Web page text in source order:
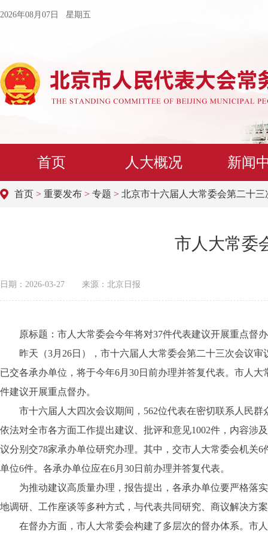
2026年08月07日 星期五
首页 人大概况 新闻
首页 > 重要发布 > 专题 > 北京市十六届人大常委会第二十三
市人大常委
日期：2026-03-27 来源：北京日报
原标题：市人大常委会今年将对37件代表建议开展重点督办
昨天（3月26日），市十六届人大常委会第二十三次会议审
已交各承办单位，将于今年6月30日前办理并答复代表。市人
件建议开展重点督办。
市十六届人大四次会议期间，562位代表在密切联系人民群
依法对全市各方面工作提出建议、批评和意见1002件，内容涉
议分别交78家承办单位研究办理。其中，交市人大常委会机关
单位6件。各承办单位应在6月30日前办理并答复代表。
为推动建议高质量办理，报告提出，各承办单位要严格落实
地调研、工作座谈等多种方式，与代表共同研究、商议解决方
在督办方面，市人大常委会构建了多层次的督办体系。市人